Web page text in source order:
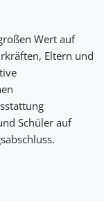
Wert auf
Eltern und
Schüler auf